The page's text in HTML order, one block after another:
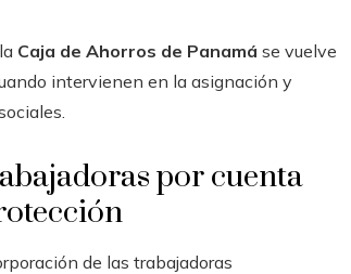
Caja de Ahorros de Panamá se vuelve
intervienen en la asignación y
por cuenta
de las trabajadoras